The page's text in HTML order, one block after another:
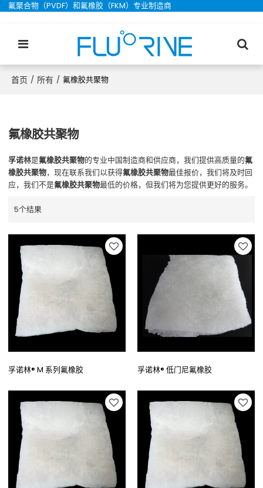
氟聚合物（PVDF）和氟橡胶（FKM）专业制造商
首页 / 所有 / 氟橡胶共聚物
氟橡胶共聚物
孚诺林是氟橡胶共聚物的专业中国制造商和供应商，我们提供高质量的氟
橡胶共聚物，现在联系我们以获得氟橡胶共聚物最佳报价，我们将及时回
应，我们不是氟橡胶共聚物最低的价格，但我们将为您提供更好的服务。
5个结果
孚诺林® M 系列氟橡胶 孚诺林® 低门尼氟橡胶